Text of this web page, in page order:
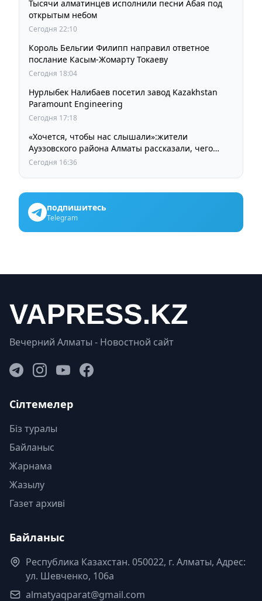
Тысячи алматинцев исполнили песни Абая под
открытым небом
Сегодня 22:10
Король Бельгии Филипп направил ответное
послание Касым-Жомарту Токаеву
Сегодня 18:04
Нурлыбек Налибаев посетил завод Kazakhstan
Paramount Engineering
Сегодня 17:18
«Хочется, чтобы нас слышали»:жители
Ауэзовского района Алматы рассказали, чего
ждут от выборов депутатов Курултая
Сегодня 16:36
подпишитесь
Telegram
Вечерний Алматы - Новостной сайт
Сілтемелер
Біз туралы
Байланыс
Жарнама
Жазылу
Газет архиві
Байланыс
Республика Казахстан. 050022, г. Алматы, Адрес:
ул. Шевченко, 106а
almatyaqparat@gmail.com